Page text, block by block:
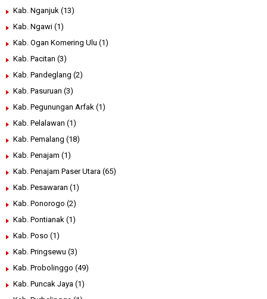
Kab. Nganjuk (13)
Kab. Ngawi (1)
Kab. Ogan Komering Ulu (1)
Kab. Pacitan (3)
Kab. Pandeglang (2)
Kab. Pasuruan (3)
Kab. Pegunungan Arfak (1)
Kab. Pelalawan (1)
Kab. Pemalang (18)
Kab. Penajam (1)
Kab. Penajam Paser Utara (65)
Kab. Pesawaran (1)
Kab. Ponorogo (2)
Kab. Pontianak (1)
Kab. Poso (1)
Kab. Pringsewu (3)
Kab. Probolinggo (49)
Kab. Puncak Jaya (1)